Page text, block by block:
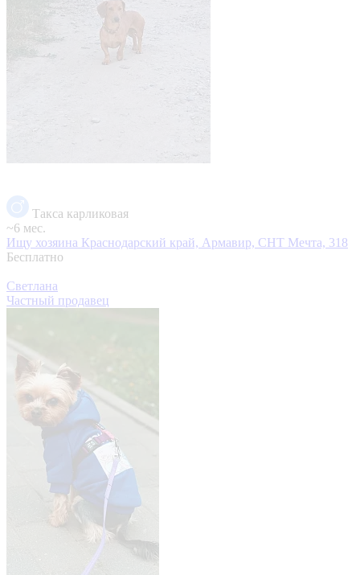
Такса карликовая
~6 мес.
Ищу хозяина Краснодарский край, Армавир, СНТ Мечта, 318
Бесплатно
Светлана
Частный продавец